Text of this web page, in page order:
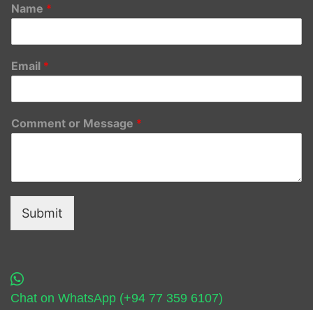
Name *
Email *
Comment or Message *
Submit
Chat on WhatsApp (+94 77 359 6107)